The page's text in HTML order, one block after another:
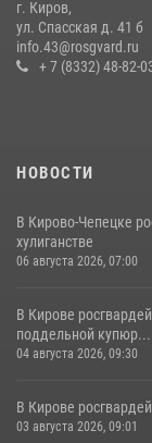
гражданку,
21 июля 2026, 08:20
г. Киров,
ул. Спасская д. 41 б
info.43@rosgvard.ru
+ 7 (8332) 48-82-
НОВОСТИ
В Кирово-Чепецке
хулиганстве
06 августа 2026, 07:00
В Кирове
поддельной купюр...
04 августа 2026, 09:30
В Кирове
03 августа 2026, 09:01